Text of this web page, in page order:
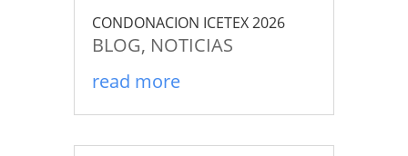
CONDONACION ICETEX 2026
BLOG, NOTICIAS
read more